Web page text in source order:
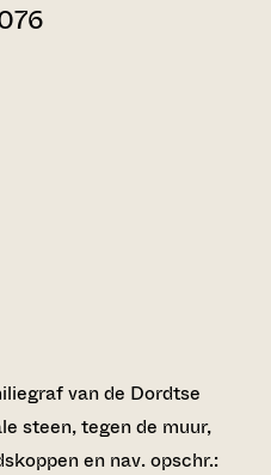
van de Dordtse
steen, tegen de muur,
en nav. opschr.: